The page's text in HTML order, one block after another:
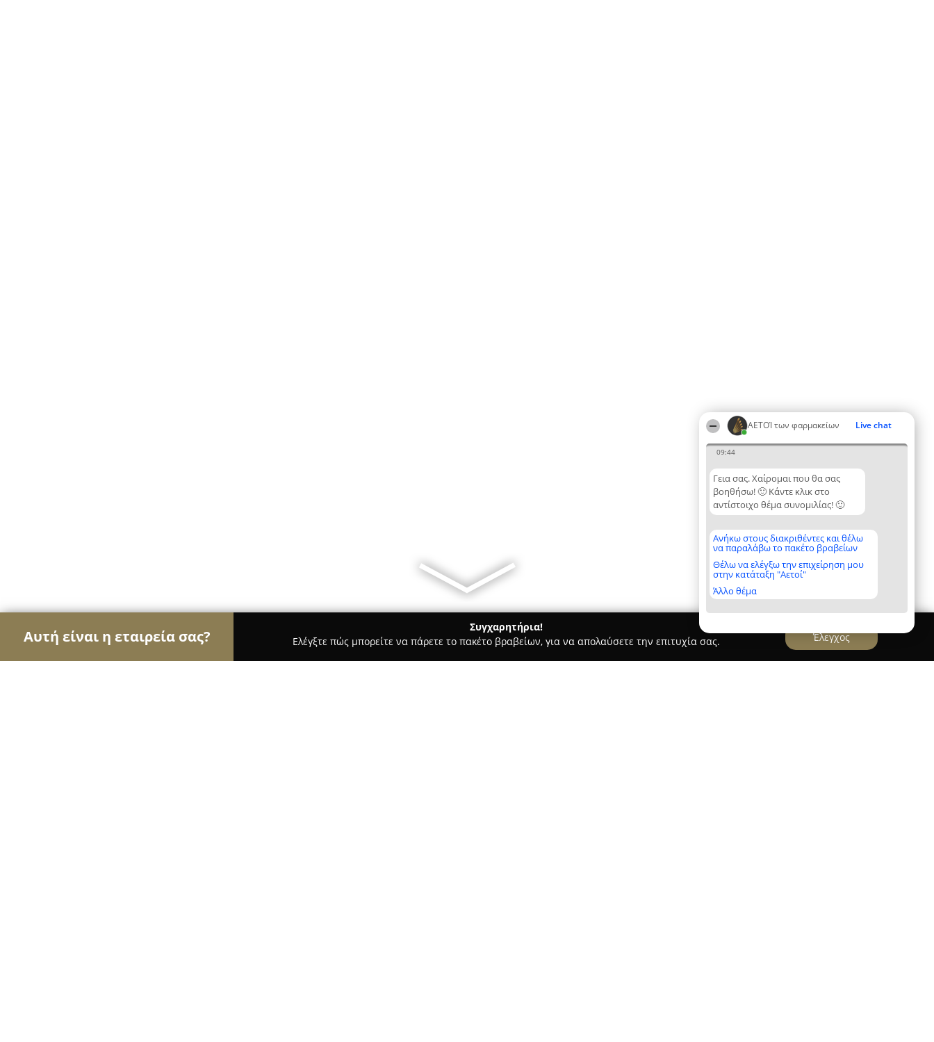
ΑΕΤΟΊ των φαρμακείων Live chat
09:44
Γεια σας. Χαίρομαι που θα σας
βοηθήσω! 🙂 Κάντε κλικ στο
αντίστοιχο θέμα συνομιλίας! 🙂
Ανήκω στους διακριθέντες και θέλω
να παραλάβω το πακέτο βραβείων
Θέλω να ελέγξω την επιχείρηση μου
στην κατάταξη "Αετοί"
Άλλο θέμα
Αυτή είναι η εταιρεία σας?
Συγχαρητήρια!
Ελέγξτε πώς μπορείτε να πάρετε το πακέτο βραβείων, για να απολαύσετε την επιτυχία σας.
Έλεγχος